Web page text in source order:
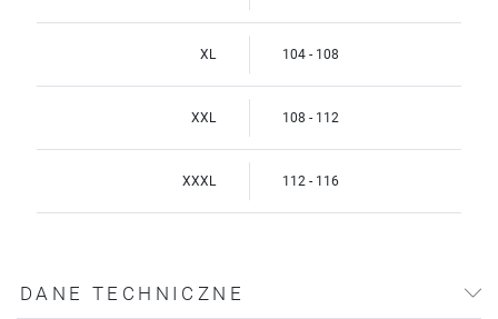
XL 104 - 108
XXL 108 - 112
XXXL 112 - 116
DANE TECHNICZNE